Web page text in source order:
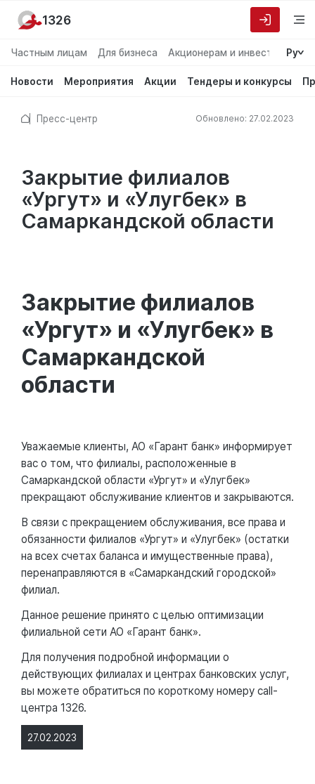
Частным лицам Для бизнеса Акционерам и инвесторам
Ру
Новости Мероприятия Акции Тендеры и конкурсы
1326
Пресс-центр Обновлено: 27.02.2023
Закрытие филиалов
«Ургут» и «Улугбек» в
Самаркандской области
27.02.2023
Закрытие филиалов
«Ургут» и «Улугбек» в
Самаркандской
области
Уважаемые клиенты, АО «Гарант банк» информирует
вас о том, что филиалы, расположенные в
Самаркандской области «Ургут» и «Улугбек»
прекращают обслуживание клиентов и закрываются.
В связи с прекращением обслуживания, все права и
обязанности филиалов «Ургут» и «Улугбек» (остатки
на всех счетах баланса и имущественные права),
перенаправляются в «Самаркандский городской»
филиал.
Данное решение принято с целью оптимизации
филиальной сети АО «Гарант банк».
Для получения подробной информации о
действующих филиалах и центрах банковских услуг,
вы можете обратиться по короткому номеру call-
центра 1326.